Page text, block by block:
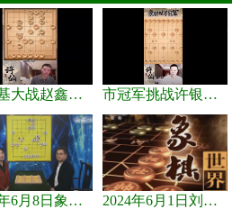
郭中基大战赵鑫鑫，许银川激情讲解 市冠军挑战许银川，急进中兵变化真激烈！
2024年6月8日象棋世界，刘君、蒋川讲解了第九届杨官璘杯全国象棋... 2024年6月1日刘君、蒋川讲解第三届上海杯象棋大师赛谢靖与李少庚...